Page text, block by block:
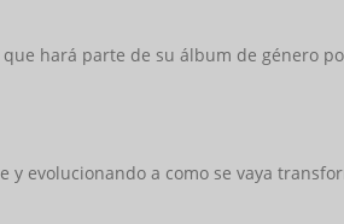
hará parte de su álbum de género
evolucionando a como se vaya